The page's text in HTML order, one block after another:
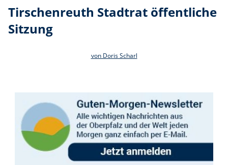
Tirschenreuth Stadtrat öffentliche
Sitzung
von Doris Scharl